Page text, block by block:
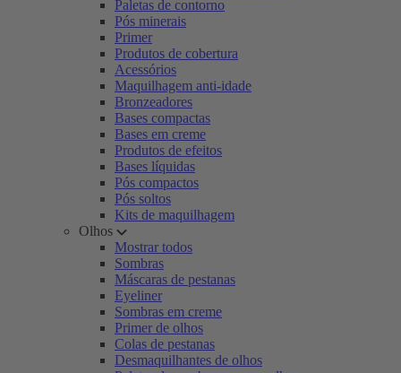
Paletas de contorno
Pós minerais
Primer
Produtos de cobertura
Acessórios
Maquilhagem anti-idade
Bronzeadores
Bases compactas
Bases em creme
Produtos de efeitos
Bases líquidas
Pós compactos
Pós soltos
Kits de maquilhagem
Olhos
Mostrar todos
Sombras
Máscaras de pestanas
Eyeliner
Sombras em creme
Primer de olhos
Colas de pestanas
Desmaquilhantes de olhos